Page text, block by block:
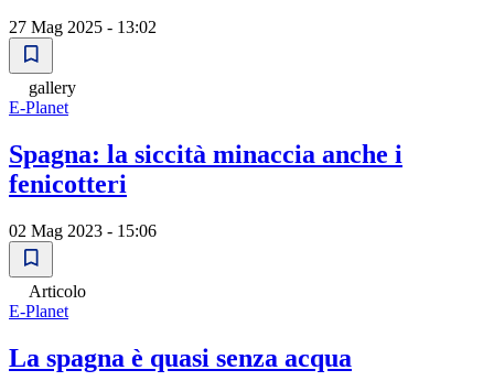
27 Mag 2025 - 13:02
gallery
E-Planet
Spagna: la siccità minaccia anche i
fenicotteri
02 Mag 2023 - 15:06
Articolo
E-Planet
La spagna è quasi senza acqua